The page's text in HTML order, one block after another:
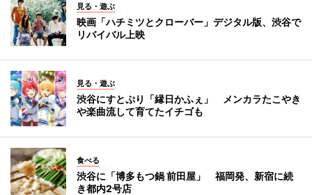
見る・遊ぶ
映画「ハチミツとクローバー」デジタル版、渋谷で
リバイバル上映
見る・遊ぶ
渋谷にすとぷり「縁日かふぇ」 メンカラたこやき
や楽曲流して育てたイチゴも
食べる
渋谷に「博多もつ鍋 前田屋」 福岡発、新宿に続
き都内2号店